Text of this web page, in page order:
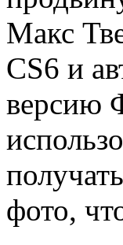
Макс
CS6 и
версию
фото,